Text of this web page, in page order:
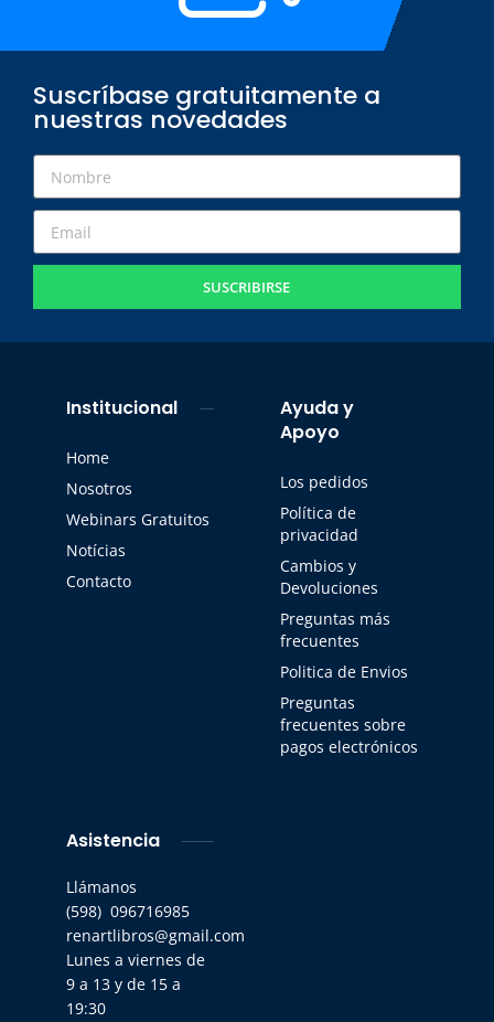
Suscríbase gratuitamente a
nuestras novedades
SUSCRIBIRSE
Institucional
Home
Nosotros
Webinars Gratuitos
Notícias
Contacto
Ayuda y
Apoyo
Los pedidos
Política de
privacidad
Cambios y
Devoluciones
Preguntas más
frecuentes
Politica de Envios
Preguntas
frecuentes sobre
pagos electrónicos
Asistencia
Llámanos
(598) 096716985
renartlibros@gmail.com
Lunes a viernes de
9 a 13 y de 15 a
19:30